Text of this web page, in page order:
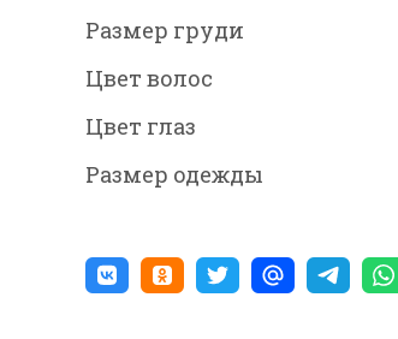
Размер груди
Цвет волос
Цвет глаз
Размер одежды